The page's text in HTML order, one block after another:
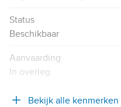
Status
Beschikbaar
Aanvaarding
In overleg
Bekijk alle kenmerken